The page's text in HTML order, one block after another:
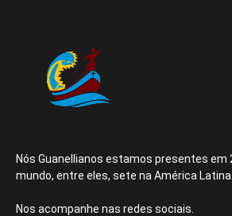
Nós Guanellianos estamos presentes em
mundo, entre eles, sete na América Latina.
Nos acompanhe nas redes sociais.